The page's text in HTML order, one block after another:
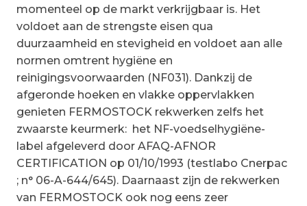
momenteel op de markt verkrijgbaar is. Het
voldoet aan de strengste eisen qua
duurzaamheid en stevigheid en voldoet aan alle
normen omtrent hygiëne en
reinigingsvoorwaarden (NF031). Dankzij de
afgeronde hoeken en vlakke oppervlakken
genieten FERMOSTOCK rekwerken zelfs het
zwaarste keurmerk: het NF-voedselhygiëne-
label afgeleverd door AFAQ-AFNOR
CERTIFICATION op 01/10/1993 (testlabo Cnerpac
; n° 06-A-644/645). Daarnaast zijn de rekwerken
van FERMOSTOCK ook nog eens zeer